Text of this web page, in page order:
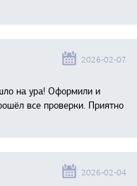
2026-02-07
на ура! Оформили и
все проверки. Приятно
2026-02-04